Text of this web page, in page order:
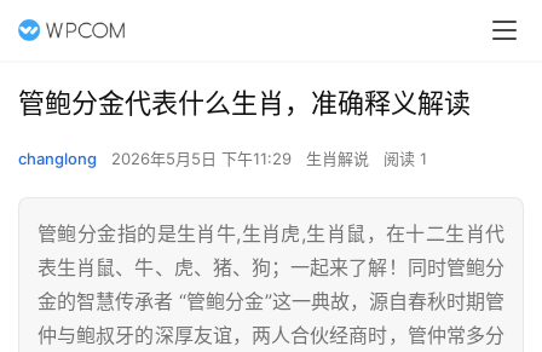
管鲍分金代表什么生肖，准确释义解读
changlong 2026年5月5日 下午11:29 生肖解说 阅读 1
管鲍分金指的是生肖牛,生肖虎,生肖鼠，在十二生肖代
表生肖鼠、牛、虎、猪、狗；一起来了解！同时管鲍分
金的智慧传承者 “管鲍分金”这一典故，源自春秋时期管
仲与鲍叔牙的深厚友谊，两人合伙经商时，管仲常多分